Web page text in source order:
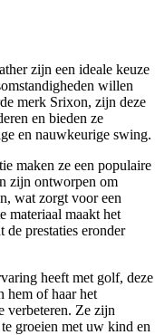
zijn een ideale keuze
willen
merk Srixon, zijn deze
en bieden ze
en nauwkeurige swing.
maken ze een populaire
zijn ontworpen om
wat zorgt voor een
materiaal maakt het
de prestaties eronder
heeft met golf, deze
hem of haar het
verbeteren. Ze zijn
groeien met uw kind en